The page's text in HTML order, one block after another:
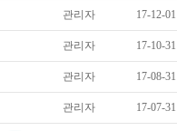
관리자 17-12-01
관리자 17-10-31
관리자 17-08-31
관리자 17-07-31